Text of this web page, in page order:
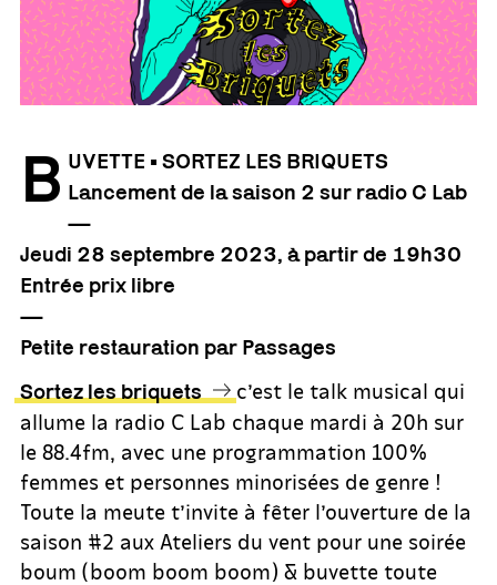
B UVETTE • SORTEZ LES BRIQUETS
Lancement de la saison 2 sur radio C Lab
—
Jeudi 28 septembre 2023, à partir de 19h30
Entrée prix libre
—
Petite restauration par Passages
Sortez les briquets
c’est le talk musical qui
allume la radio C Lab chaque mardi à 20h sur
le 88.4fm, avec une programmation 100%
femmes et personnes minorisées de genre !
Toute la meute t’invite à fêter l’ouverture de la
saison #2 aux Ateliers du vent pour une soirée
boum (boom boom boom) & buvette toute